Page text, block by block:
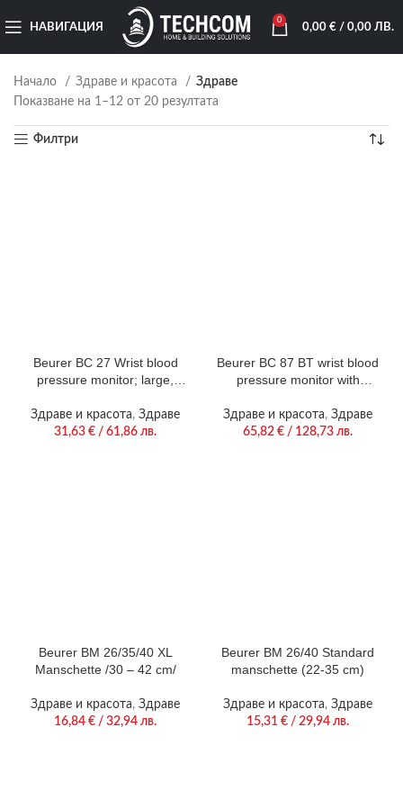
НАВИГАЦИЯ
0
0,00 €/ 0,00 ЛВ.
Начало Здраве и красота
Здраве
Показване на 1–12 от 20 резултата
Филтри
Beurer BC 27 Wrist blood
pressure monitor; large,
indicator; arrhythmia
detection; medical device;
Здраве и красота, Здраве
31,63 € / 61,86 лв.
Beurer BC 87 BT wrist blood
pressure monitor with
technology, Wireless
transfer, Patented resting
Здраве и красота, Здраве
65,82 € / 128,73 лв.
Beurer BM 26/35/40 XL
Manschette /30 – 42 cm/
Здраве и красота, Здраве
16,84 € / 32,94 лв.
Beurer BM 26/40 Standard
manschette (22-35 cm)
Здраве и красота, Здраве
15,31 € / 29,94 лв.